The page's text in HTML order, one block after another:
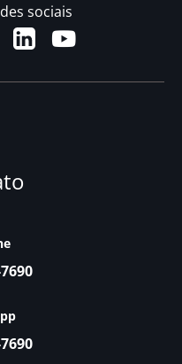
sociais